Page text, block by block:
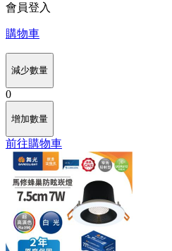
會員登入
購物車
減少數量
0
增加數量
前往購物車